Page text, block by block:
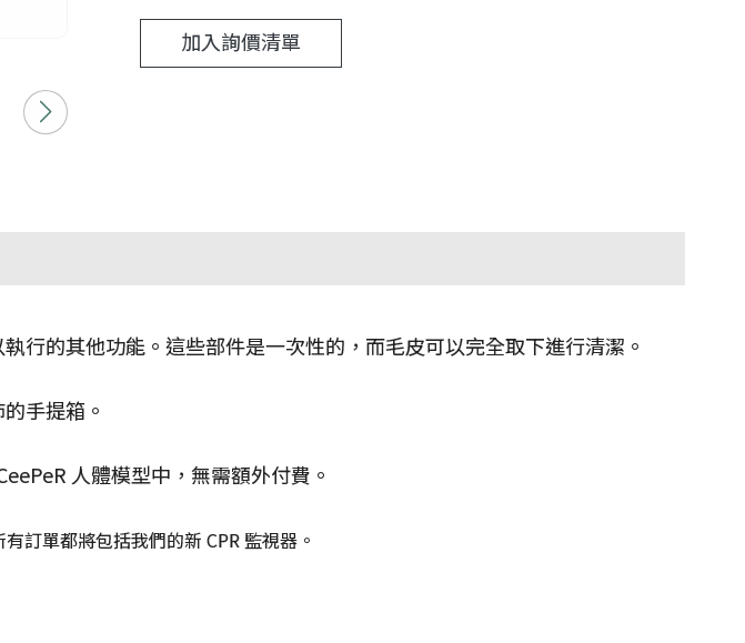
加入詢價清單
行的其他功能。這些部件是一次性的，而毛皮可以完全取下進行清潔。
手提箱。
人體模型中，無需額外付費。
訂單都將包括我們的新 CPR 監視器。